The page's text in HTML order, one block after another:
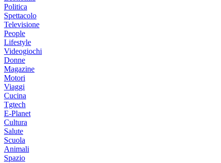
Politica
Spettacolo
Televisione
People
Lifestyle
Videogiochi
Donne
Magazine
Motori
Viaggi
Cucina
Tgtech
E-Planet
Cultura
Salute
Scuola
Animali
Spazio